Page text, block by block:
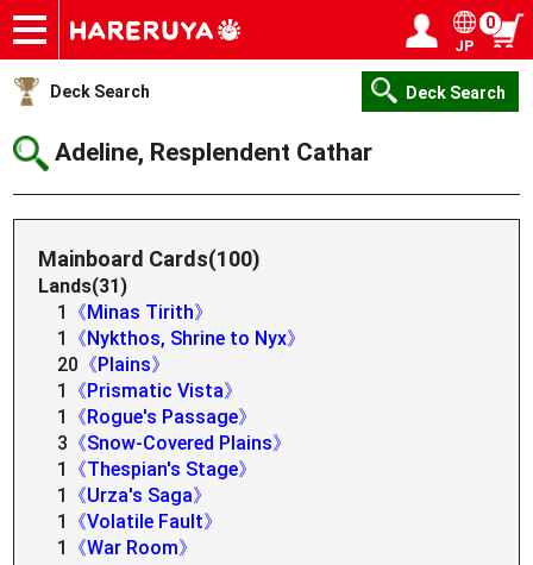
Onlineshop
Articles
Deck Search
Sponsored Players
Shop Info
Event Schedule
Help
Contact
JP
0
Deck Search Deck Search
Adeline, Resplendent Cathar
Mainboard Cards(100)
Lands(31)
1
《Minas Tirith》
1
《Nykthos, Shrine to Nyx》
20 《Plains》
1
《Prismatic Vista》
1
《Rogue's Passage》
3 《Snow-Covered Plains》
1
《Thespian's Stage》
1
《Urza's Saga》
1
《Volatile Fault》
1
《War Room》